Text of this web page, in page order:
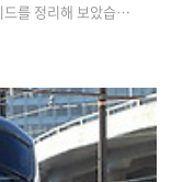
를 정리해 보았습니
후쿠오카에 최적화
월의 후쿠오카는 여름
특징입니다. 평균 낮
높게 느껴질 수 있습
지되며, 큰 일교차는